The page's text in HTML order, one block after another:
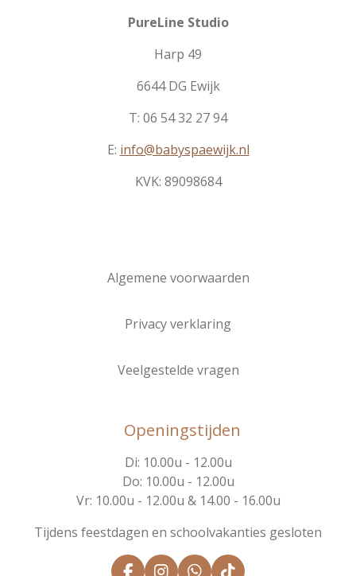
PureLine Studio
Harp 49
6644 DG Ewijk
T: 06 54 32 27 94
E: info@babyspaewijk.nl
KVK: 89098684
Algemene voorwaarden
Privacy verklaring
Veelgestelde vragen
Openingstijden
Di: 10.00u - 12.00u
Do: 10.00u - 12.00u
Vr: 10.00u - 12.00u & 14.00 - 16.00u
Tijdens feestdagen en schoolvakanties gesloten